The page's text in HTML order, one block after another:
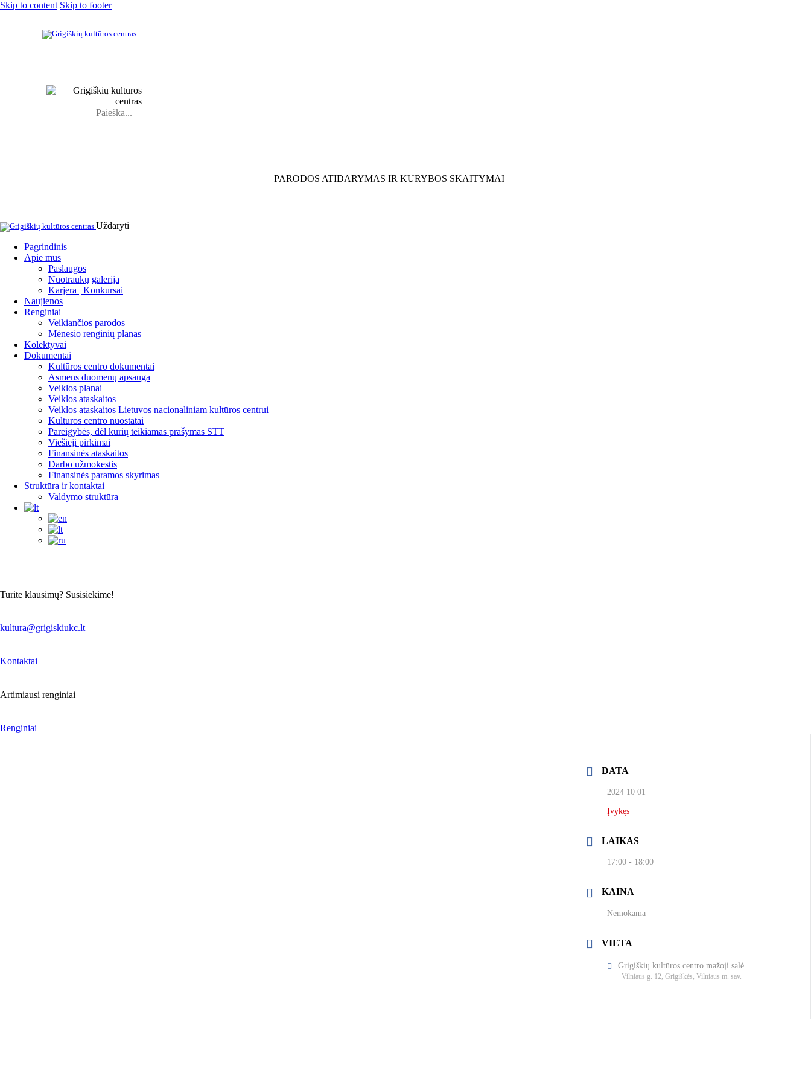
Skip to content Skip to footer
PARODOS ATIDARYMAS IR KŪRYBOS SKAITYMAI
Uždaryti
Pagrindinis
Apie mus
Paslaugos
Nuotraukų galerija
Karjera | Konkursai
Naujienos
Renginiai
Veikiančios parodos
Mėnesio renginių planas
Kolektyvai
Dokumentai
Kultūros centro dokumentai
Asmens duomenų apsauga
Veiklos planai
Veiklos ataskaitos
Veiklos ataskaitos Lietuvos nacionaliniam kultūros centrui
Kultūros centro nuostatai
Pareigybės, dėl kurių teikiamas prašymas STT
Viešieji pirkimai
Finansinės ataskaitos
Darbo užmokestis
Finansinės paramos skyrimas
Struktūra ir kontaktai
Valdymo struktūra
Turite klausimų? Susisiekime!
kultura@grigiskiukc.lt
Kontaktai
Artimiausi renginiai
Renginiai
DATA
2024 10 01
Įvykęs
LAIKAS
17:00 - 18:00
KAINA
Nemokama
VIETA
Grigiškių kultūros centro mažoji salė
Vilniaus g. 12, Grigiškės, Vilniaus m. sav.